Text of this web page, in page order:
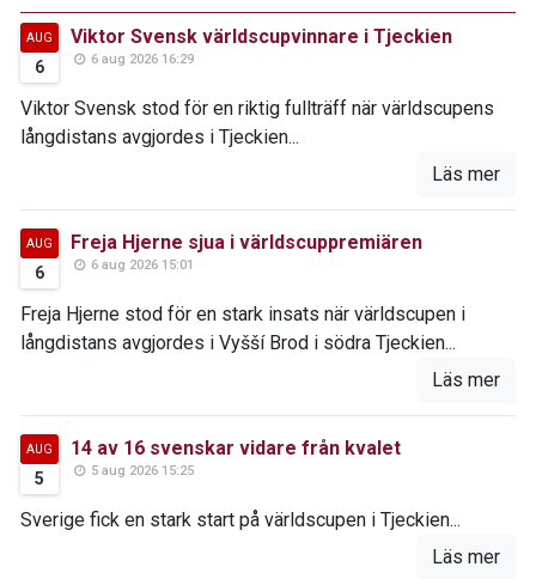
AUG
6
Viktor Svensk världscupvinnare i Tjeckien
6 aug 2026 16:29
Viktor Svensk stod för en riktig fullträff när världscupens
långdistans avgjordes i Tjeckien...
Läs mer
AUG
6
Freja Hjerne sjua i världscuppremiären
6 aug 2026 15:01
Freja Hjerne stod för en stark insats när världscupen i
långdistans avgjordes i Vyšší Brod i södra Tjeckien...
Läs mer
AUG
5
14 av 16 svenskar vidare från kvalet
5 aug 2026 15:25
Sverige fick en stark start på världscupen i Tjeckien...
Läs mer